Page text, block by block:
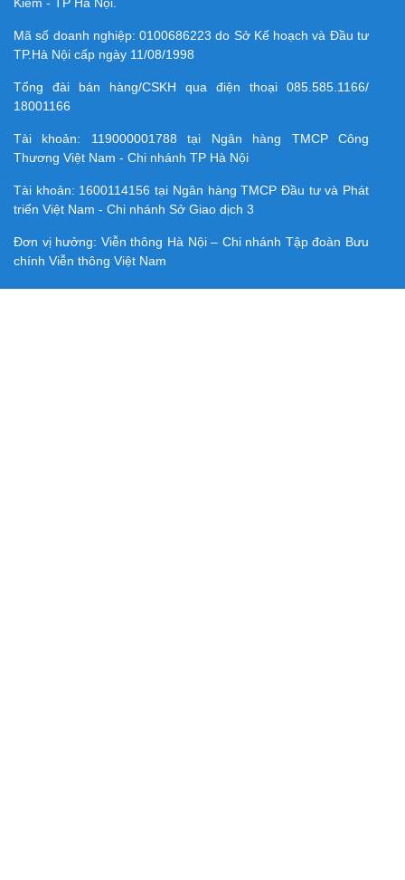
Kiếm - TP Hà Nội.
Mã số doanh nghiệp:0100686223 do Sở Kế hoạch và Đầu tư
TP.Hà Nội cấp ngày 11/08/1998
Tổng đài bán hàng/CSKH qua điện thoại 085.585.1166/
18001166
Tài khoản: 119000001788 tại Ngân hàng TMCP Công
Thương Việt Nam - Chi nhánh TP Hà Nội
Tài khoản: 1600114156 tại Ngân hàng TMCP Ðầu tư và Phát
triển Việt Nam - Chi nhánh Sở Giao dịch 3
Đơn vị hưởng: Viễn thông Hà Nội – Chi nhánh Tập đoàn Bưu
chính Viễn thông Việt Nam